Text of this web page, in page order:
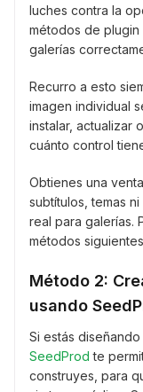
luches contra la
métodos de plugin
galerías
Recurro a esto
imagen individual
instalar, actualizar
cuánto control
Obtienes una
subtítulos, temas
real para galerías.
métodos
Método 2:
usando
Si estás
SeedProd te
construyes, para